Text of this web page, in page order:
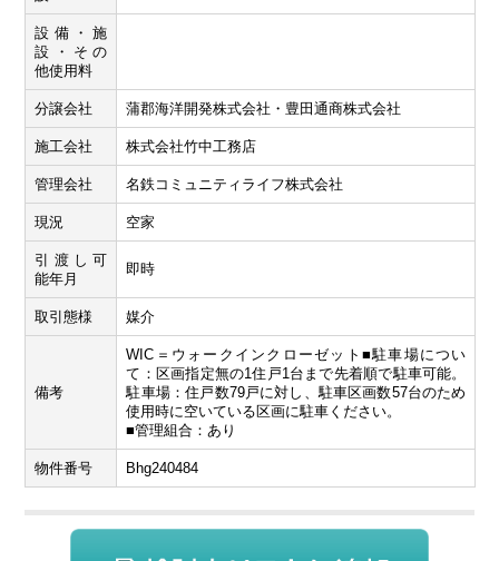
設備・施
設・その
他使用料
分譲会社 蒲郡海洋開発株式会社・豊田通商株式会社
施工会社 株式会社竹中工務店
管理会社 名鉄コミュニティライフ株式会社
現況 空家
引渡し可
能年月
即時
取引態様 媒介
備考
WIC＝ウォークインクローゼット■駐車場につい
て：区画指定無の1住戸1台まで先着順で駐車可能。
駐車場：住戸数79戸に対し、駐車区画数57台のため
使用時に空いている区画に駐車ください。
■管理組合：あり
物件番号 Bhg240484